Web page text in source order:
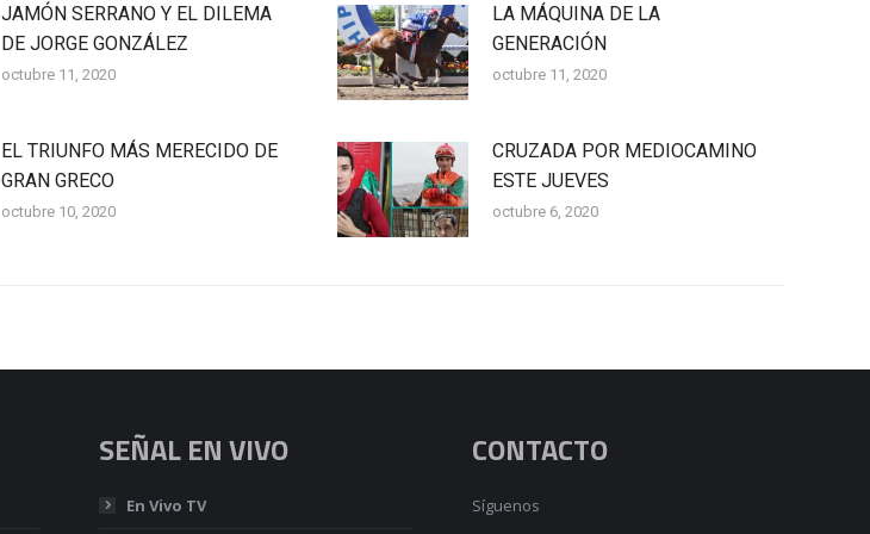
JAMÓN SERRANO Y EL DILEMA
DE JORGE GONZÁLEZ
octubre 11, 2020
LA MÁQUINA DE LA
GENERACIÓN
octubre 11, 2020
EL TRIUNFO MÁS MERECIDO DE
GRAN GRECO
octubre 10, 2020
CRUZADA POR MEDIOCAMINO
ESTE JUEVES
octubre 6, 2020
SEÑAL EN VIVO
En Vivo TV
CONTACTO
Síguenos